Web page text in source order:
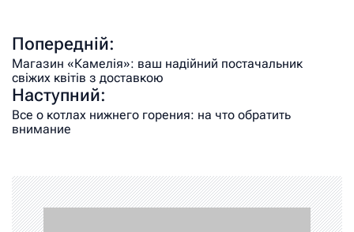
Попередній:
Магазин «Камелія»: ваш надійний постачальник
свіжих квітів з доставкою
Наступний:
Все о котлах нижнего горения: на что обратить
внимание